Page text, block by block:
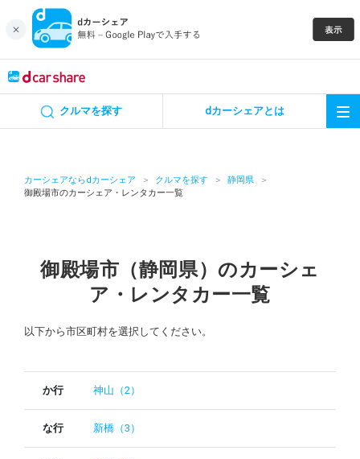
クルマを探す dカーシェアとは
カーシェアならdカーシェア クルマを探す
静岡県
御殿場市のカーシェア・レンタカー一覧
御殿場市（静岡県）のカーシェ
ア・レンタカー一覧
以下から市区町村を選択してください。
か行 神山（2）
な行 新橋（3）
カーシェア
特集
アプリの使い方